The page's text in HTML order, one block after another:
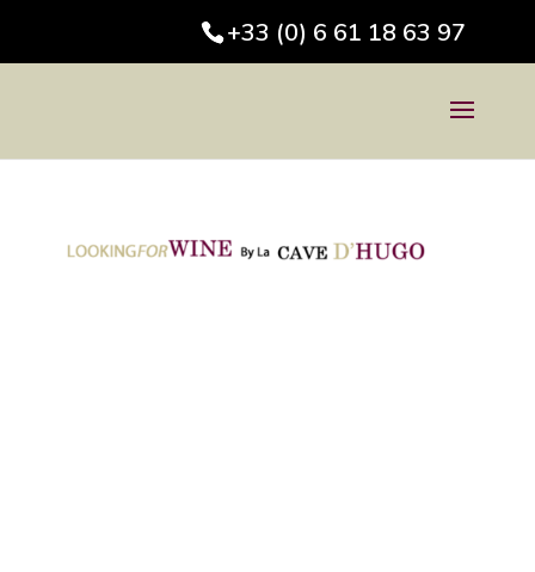
+33 (0) 6 61 18 63 97